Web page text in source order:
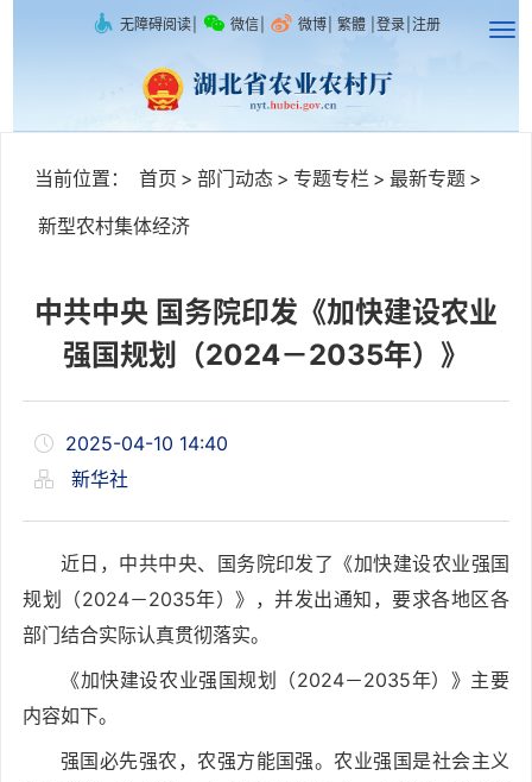
无障碍阅读 微信 微博 繁體 登录 注册
当前位置： 首页 > 部门动态 > 专题专栏 > 最新专题 >
新型农村集体经济
中共中央 国务院印发《加快建设农业
强国规划（2024－2035年）》
2025-04-10 14:40
新华社
近日，中共中央、国务院印发了《加快建设农业强国
规划（2024－2035年）》，并发出通知，要求各地区各
部门结合实际认真贯彻落实。
《加快建设农业强国规划（2024－2035年）》主要
内容如下。
强国必先强农，农强方能国强。农业强国是社会主义